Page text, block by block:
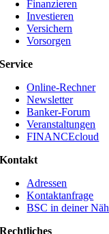
Finanzieren
Investieren
Versichern
Vorsorgen
Service
Online-Rechner
Newsletter
Banker-Forum
Veranstaltungen
FINANCEcloud
Kontakt
Adressen
Kontaktanfrage
BSC in deiner
Rechtliches